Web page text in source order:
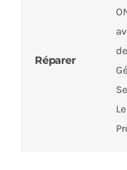
Réparer